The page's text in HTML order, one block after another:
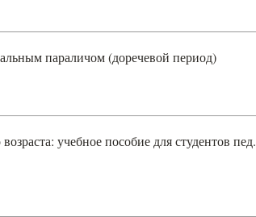
параличом (доречевой период)
учебное пособие для студентов пед.